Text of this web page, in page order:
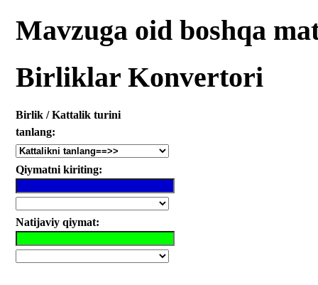
Mavzuga oid boshqa
Birliklar Konvertori
Birlik / Kattalik turini
tanlang:
Qiymatni kiriting:
Natijaviy qiymat: